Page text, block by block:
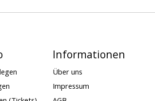
Informationen
Über uns
Impressum